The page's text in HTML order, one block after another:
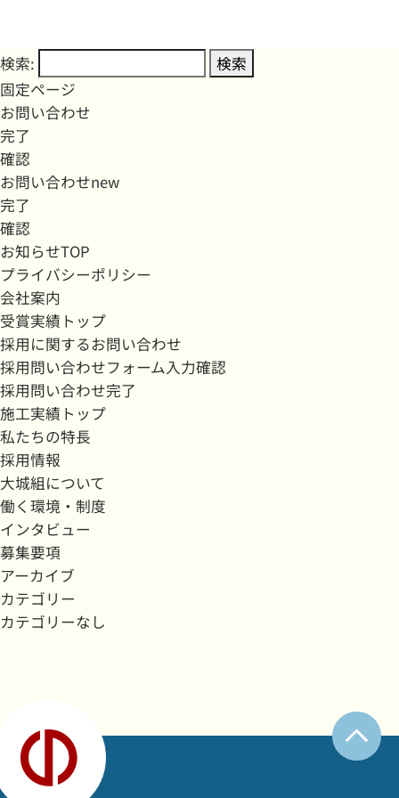
検索:
固定ページ
お問い合わせ
完了
確認
お問い合わせnew
完了
確認
お知らせTOP
プライバシーポリシー
会社案内
受賞実績トップ
採用に関するお問い合わせ
採用問い合わせフォーム入力確認
採用問い合わせ完了
施工実績トップ
私たちの特長
採用情報
大城組について
働く環境・制度
インタビュー
募集要項
アーカイブ
カテゴリー
カテゴリーなし